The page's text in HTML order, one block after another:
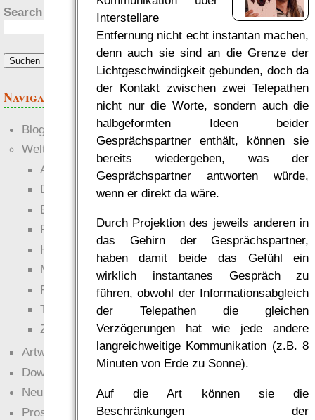
Interstellare
Entfernung nicht echt instantan machen,
denn auch sie sind an die Grenze der
Lichtgeschwindigkeit gebunden, doch da
der Kontakt zwischen zwei Telepathen
nicht nur die Worte, sondern auch die
halbgeformten Ideen beider
Gesprächspartner enthält, können sie
bereits wiedergeben, was der
Gesprächspartner antworten würde,
wenn er direkt da wäre.
Durch Projektion des jeweils anderen in
das Gehirn der Gesprächspartner,
haben damit beide das Gefühl ein
wirklich instantanes Gespräch zu
führen, obwohl der Informationsabgleich
der Telepathen die gleichen
Verzögerungen hat wie jede andere
langreichweitige Kommunikation (z.B. 8
Minuten von Erde zu Sonne).
Auf die Art können sie die
Beschränkungen der
Search this site:
Navigation
Blogs
Welten
Ante Portas
Die neuen Lande
EWS-X
Freihändler
Hinter der Welt
Magie
RaumZeit
Technophob
Zettel-RPG
Artwork
Downloads
Neuigkeiten
Prosa